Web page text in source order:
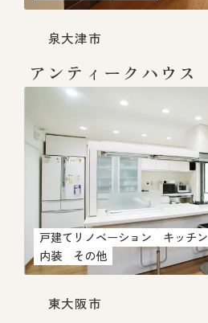
泉大津市
アンティークハウス
戸建てリノベーション キッチン
内装
その他
東大阪市